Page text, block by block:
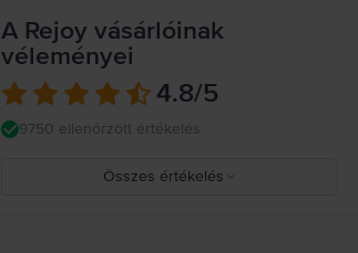
A Rejoy vásárlóinak
véleményei
4.8/5
9750 ellenőrzött értékelés
Összes értékelés